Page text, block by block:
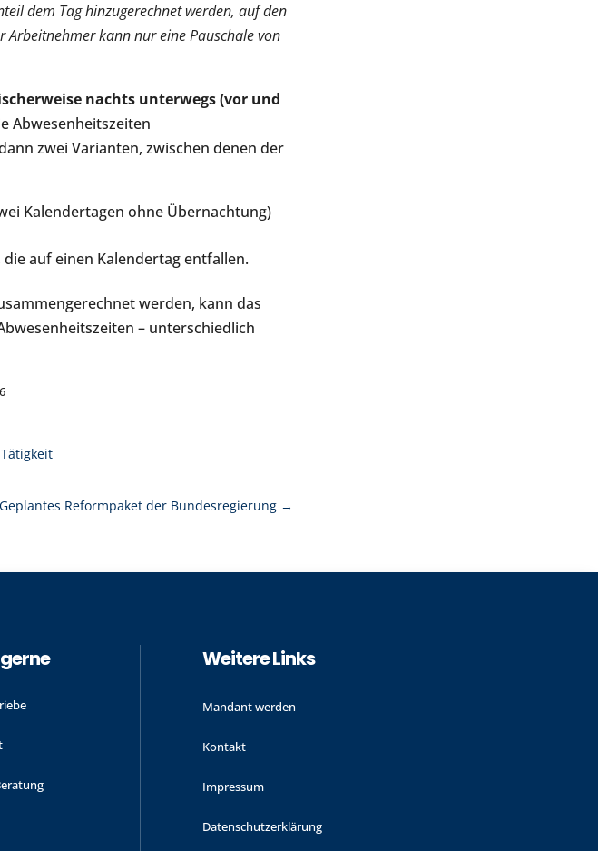
dem Tag hinzugerechnet werden, auf den
Arbeitnehmer kann nur eine Pauschale von
nachts unterwegs (vor und
Abwesenheitszeiten
zwei Varianten, zwischen denen der
Kalendertagen ohne Übernachtung)
auf einen Kalendertag entfallen.
werden, kann das
– unterschiedlich
Geplantes Reformpaket der Bundesregierung →
Weitere Links
Mandant werden
Kontakt
Impressum
Datenschutzerklärung